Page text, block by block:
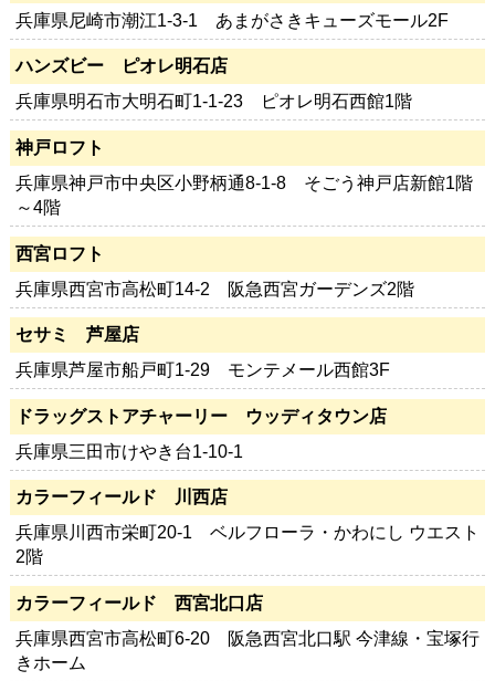
兵庫県尼崎市潮江1-3-1 あまがさきキューズモール2F
ハンズビー ピオレ明石店
兵庫県明石市大明石町1-1-23 ピオレ明石西館1階
神戸ロフト
兵庫県神戸市中央区小野柄通8-1-8 そごう神戸店新館1階
～4階
西宮ロフト
兵庫県西宮市高松町14-2 阪急西宮ガーデンズ2階
セサミ 芦屋店
兵庫県芦屋市船戸町1-29 モンテメール西館3F
ドラッグストアチャーリー ウッディタウン店
兵庫県三田市けやき台1-10-1
カラーフィールド 川西店
兵庫県川西市栄町20-1 ベルフローラ・かわにし ウエスト
2階
カラーフィールド 西宮北口店
兵庫県西宮市高松町6-20 阪急西宮北口駅 今津線・宝塚行
きホーム